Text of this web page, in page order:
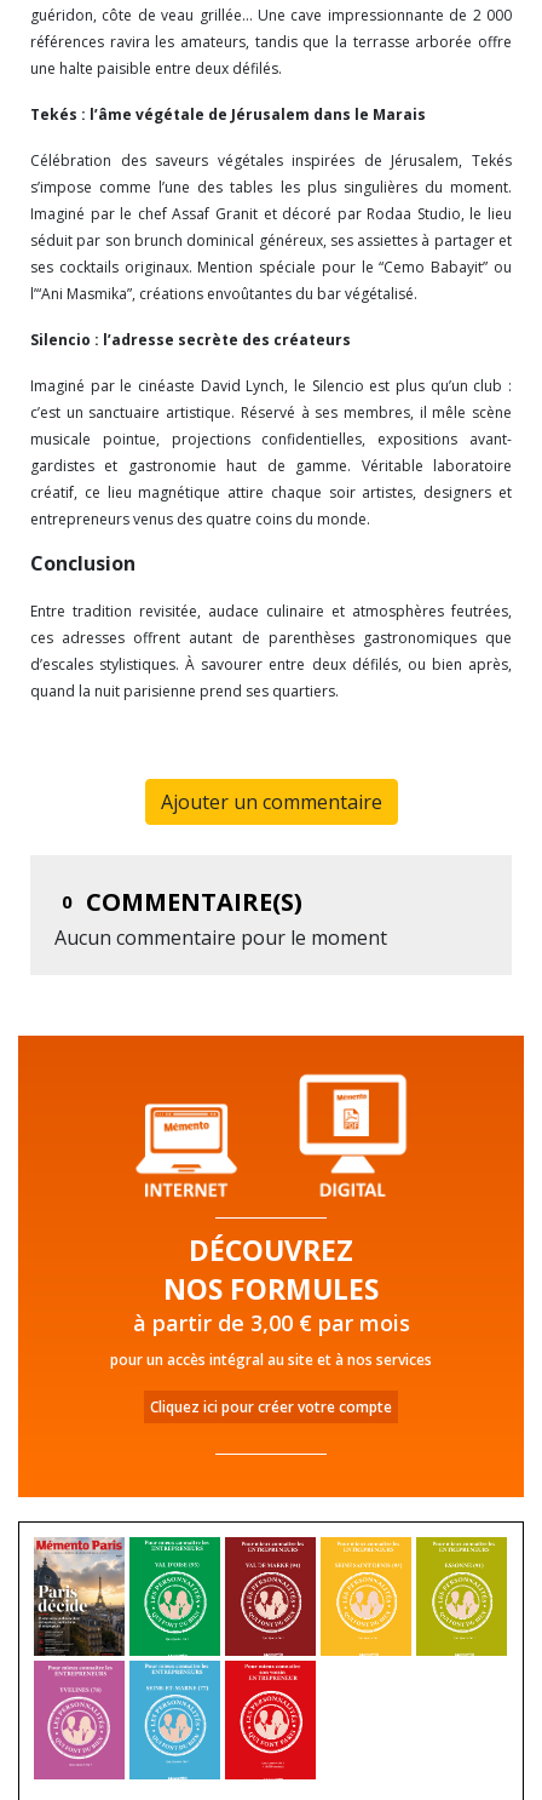
guéridon, côte de veau grillée… Une cave impressionnante de 2 000
références ravira les amateurs, tandis que la terrasse arborée offre
une halte paisible entre deux défilés.
Tekés : l’âme végétale de Jérusalem dans le Marais
Célébration des saveurs végétales inspirées de Jérusalem, Tekés
s’impose comme l’une des tables les plus singulières du moment.
Imaginé par le chef Assaf Granit et décoré par Rodaa Studio, le lieu
séduit par son brunch dominical généreux, ses assiettes à partager et
ses cocktails originaux. Mention spéciale pour le “Cemo Babayit” ou
l’“Ani Masmika”, créations envoûtantes du bar végétalisé.
Silencio : l’adresse secrète des créateurs
Imaginé par le cinéaste David Lynch, le Silencio est plus qu’un club :
c’est un sanctuaire artistique. Réservé à ses membres, il mêle scène
musicale pointue, projections confidentielles, expositions avant-
gardistes et gastronomie haut de gamme. Véritable laboratoire
créatif, ce lieu magnétique attire chaque soir artistes, designers et
entrepreneurs venus des quatre coins du monde.
Conclusion
Entre tradition revisitée, audace culinaire et atmosphères feutrées,
ces adresses offrent autant de parenthèses gastronomiques que
d’escales stylistiques. À savourer entre deux défilés, ou bien après,
quand la nuit parisienne prend ses quartiers.
Ajouter un commentaire
0 COMMENTAIRE(S)
Aucun commentaire pour le moment
DÉCOUVREZ
NOS FORMULES
à partir de 3,00 € par mois
pour un accès intégral au site et à nos services
Cliquez ici pour créer votre compte